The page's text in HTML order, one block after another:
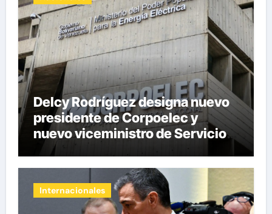
Delcy Rodríguez designa nuevo
presidente de Corpoelec y
nuevo viceministro de Servicios
Eléctricos
Internacionales